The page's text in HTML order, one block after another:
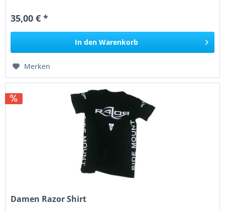
35,00 € *
In den Warenkorb
Merken
Damen Razor Shirt